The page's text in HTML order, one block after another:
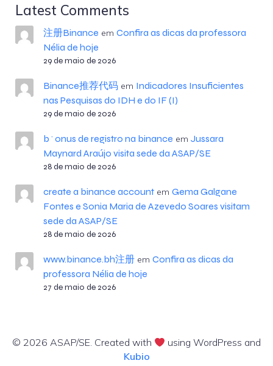
Latest Comments
注册Binance em Confira as dicas da professora
Nélia de hoje
29 de maio de 2026
Binance推荐代码em Indicadores Insuficientes
nas Pesquisas do IDH e do IF (I)
29 de maio de 2026
b^onus de registro na binance em Jussara
Maynard Araújo visita sede da ASAP/SE
28 de maio de 2026
create a binance accountem Gema Galgane
Fontes e Sonia Maria de Azevedo Soares visitam
sede da ASAP/SE
28 de maio de 2026
www.binance.bh注册em Confira as dicas da
professora Nélia de hoje
27 de maio de 2026
© 2026 ASAP/SE. Created with
using WordPress and
Kubio